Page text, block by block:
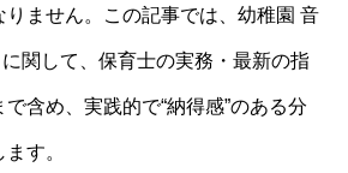
りません。この記事では、幼稚園 音
関して、保育士の実務・最新の指
含め、実践的で“納得感”のある分
す。